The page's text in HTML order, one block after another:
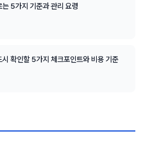
5가지 기준과 관리 요령
확인할 5가지 체크포인트와 비용 기준